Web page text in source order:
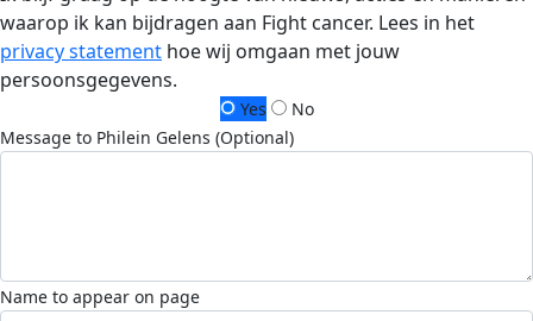
waarop ik kan bijdragen aan Fight cancer. Lees in het
privacy statement hoe wij omgaan met jouw
persoonsgegevens.
Yes
No
Message to Philein Gelens (Optional)
Name to appear on page